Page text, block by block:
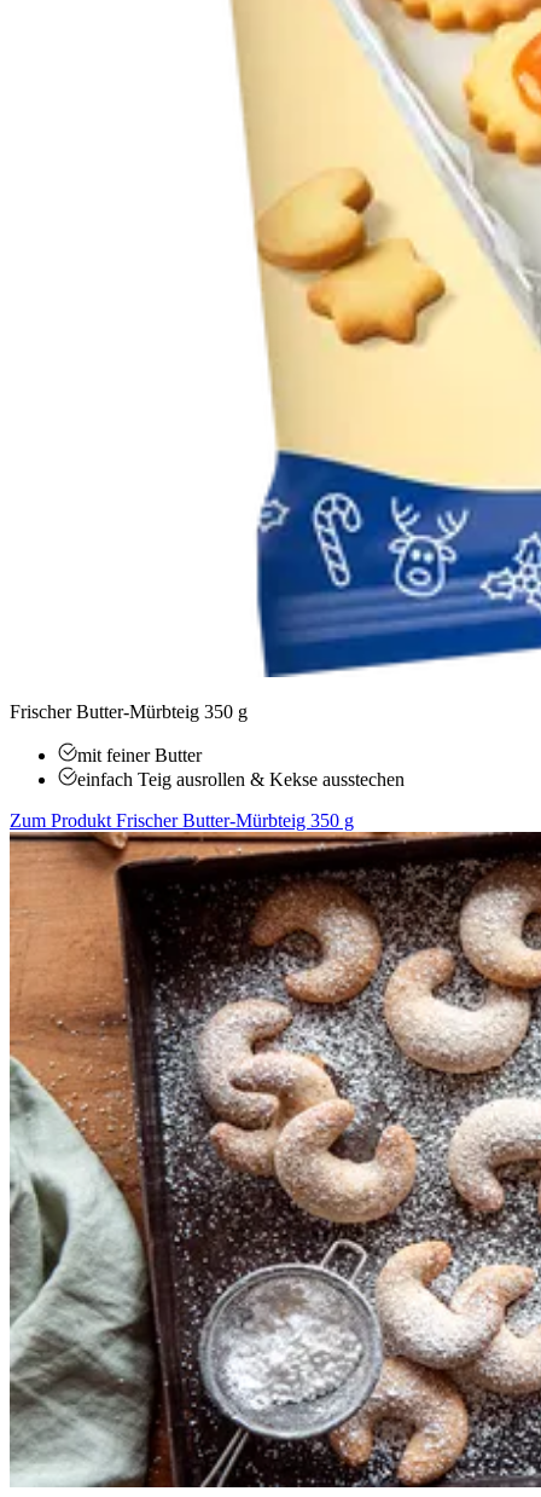
Frischer Butter-Mürbteig 350 g
mit feiner Butter
einfach Teig ausrollen & Kekse ausstechen
Zum Produkt Frischer Butter-Mürbteig 350 g